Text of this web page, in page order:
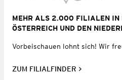
MEHR ALS 2.000 FILIALEN IN
ÖSTERREICH UND DEN
Vorbeischauen lohnt sich! Wir
ZUM FILIALFINDER